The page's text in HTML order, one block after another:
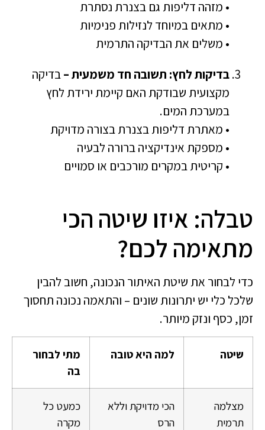
• מזהה דליפות גם בצנרת נסתרת
• מתאים במיוחד לנזילות פנימיות
• משלים את הבדיקה התרמית
בדיקות לחץ: תשובה חד משמעית –בדיקה
מקצועית שבודקת האם קיימת ירידת לחץ
במערכת המים.
• מאתרת דליפות בצנרת בצורה מדויקת
• מספקת אינדיקציה ברורה לבעיה
• קריטית במקרים מורכבים או סמויים
טבלה: איזו שיטה הכי
מתאימה לכם?
כדי לבחור את שיטת האיתור הנכונה, חשוב להבין
שלכל כלי יש יתרונות שונים – והתאמה נכונה תחסוך
זמן, כסף ונזק מיותר.
שיטה למה היא טובה
מתי לבחור
בה
מצלמה
תרמית
הכי מדויקת וללא
הרס
כמעט כל
מקרה